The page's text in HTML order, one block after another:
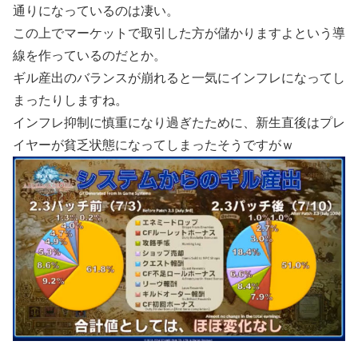
通りになっているのは凄い。
この上でマーケットで取引した方が儲かりますよという導
線を作っているのだとか。
ギル産出のバランスが崩れると一気にインフレになってし
まったりしますね。
インフレ抑制に慎重になり過ぎたために、新生直後はプレ
イヤーが貧乏状態になってしまったそうですがｗ